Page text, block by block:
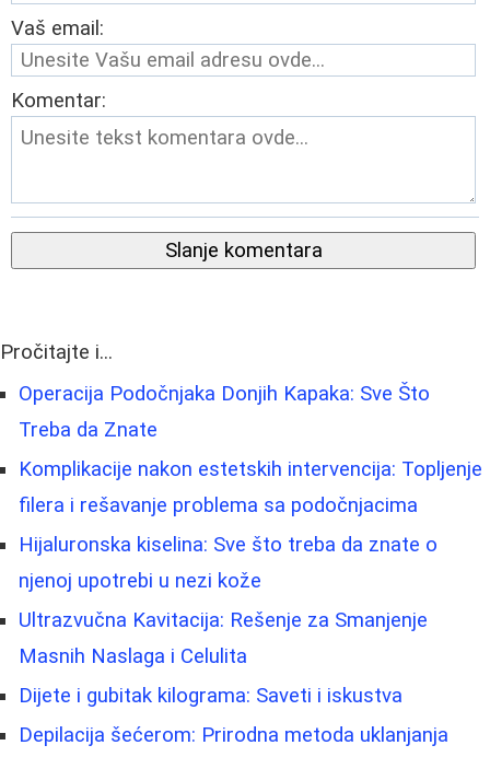
Vaš email:
Komentar:
Slanje komentara
Pročitajte i...
Operacija Podočnjaka Donjih Kapaka: Sve Što
Treba da Znate
Komplikacije nakon estetskih intervencija: Topljenje
filera i rešavanje problema sa podočnjacima
Hijaluronska kiselina: Sve što treba da znate o
njenoj upotrebi u nezi kože
Ultrazvučna Kavitacija: Rešenje za Smanjenje
Masnih Naslaga i Celulita
Dijete i gubitak kilograma: Saveti i iskustva
Depilacija šećerom: Prirodna metoda uklanjanja